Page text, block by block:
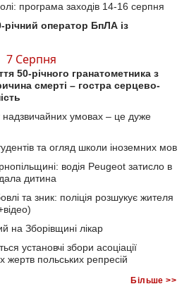
програма заходів 14-16 серпня
річний оператор БпЛА із
7 Серпня
50-річного гранатометника з
смерті – гостра серцево-
умовах – це дуже
та огляд школи іноземних мов
водія Peugeot затисло в
дитина
та зник: поліція розшукує жителя
на Зборівщині лікар
установчі збори асоціації
жертв польських репресій
Більше >>